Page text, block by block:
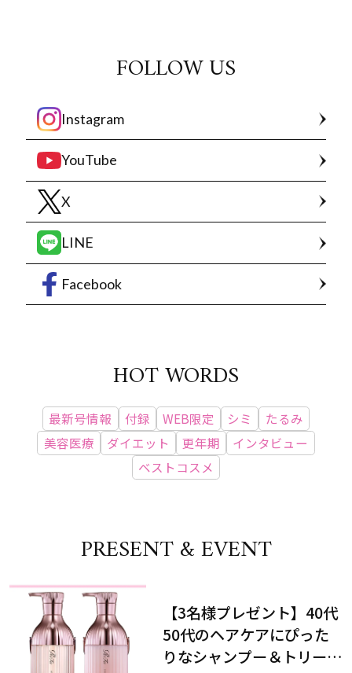
FOLLOW US
Instagram
YouTube
X
LINE
Facebook
HOT WORDS
最新号情報 付録 WEB限定 シミ
たるみ
美容医療
ダイエット 更年期
インタビュー
ベストコスメ
PRESENT & EVENT
【3名様プレゼント】40代
50代のヘアケアにぴった
りなシャンプー＆トリート